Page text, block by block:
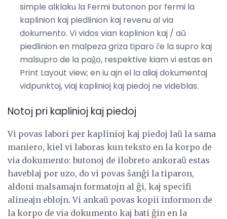
simple alklaku la Fermi butonon por fermi la
kaplinion kaj piedlinion kaj revenu al via
dokumento. Vi vidos vian kaplinion kaj / aŭ
piedlinion en malpeza griza tiparo ĉe la supro kaj
malsupro de la paĝo, respektive kiam vi estas en
Print Layout view; en iu ajn el la aliaj dokumentaj
vidpunktoj, viaj kaplinioj kaj piedoj ne videblas.
Notoj pri kaplinioj kaj piedoj
Vi povas labori per kaplinioj kaj piedoj laŭ la sama
maniero, kiel vi laboras kun teksto en la korpo de
via dokumento: butonoj de ilobreto ankoraŭ estas
haveblaj por uzo, do vi povas ŝanĝi la tiparon,
aldoni malsamajn formatojn al ĝi, kaj specifi
alineajn eblojn. Vi ankaŭ povas kopii informon de
la korpo de via dokumento kaj bati ĝin en la